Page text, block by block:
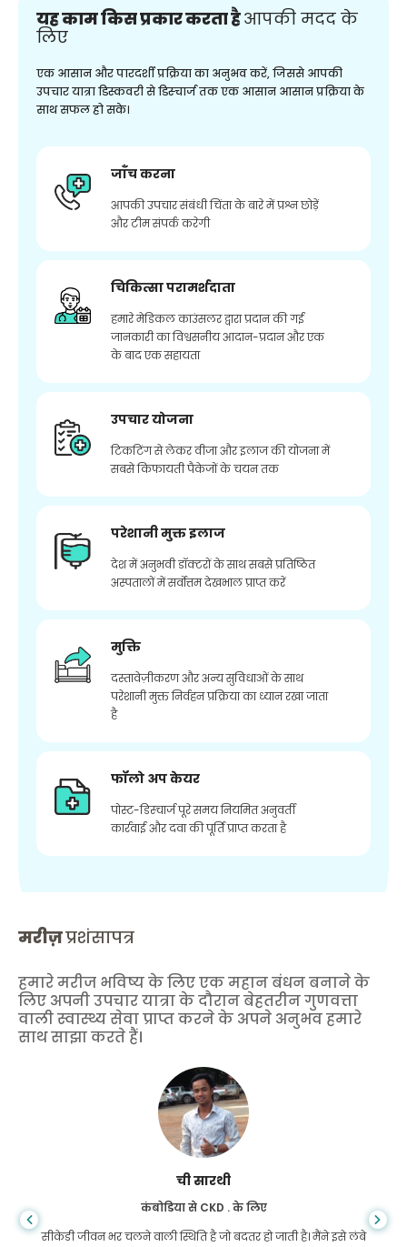
यह काम किस प्रकार करता हैआपकी मदद के
लिए
एक आसान और पारदर्शी प्रक्रिया का अनुभव करें, जिससे आपकी
उपचार यात्रा डिस्कवरी से डिस्चार्ज तक एक आसान आसान प्रक्रिया के
साथ सफल हो सके।
जाँच करना
आपकी उपचार संबंधी चिंता के बारे में प्रश्न छोड़ें
और टीम संपर्क करेगी
चिकित्सा परामर्शदाता
हमारे मेडिकल काउंसलर द्वारा प्रदान की गई
जानकारी का विश्वसनीय आदान-प्रदान और एक
के बाद एक सहायता
उपचार योजना
टिकटिंग से लेकर वीजा और इलाज की योजना में
सबसे किफायती पैकेजों के चयन तक
परेशानी मुक्त इलाज
देश में अनुभवी डॉक्टरों के साथ सबसे प्रतिष्ठित
अस्पतालों में सर्वोत्तम देखभाल प्राप्त करें
मुक्ति
दस्तावेज़ीकरण और अन्य सुविधाओं के साथ
परेशानी मुक्त निर्वहन प्रक्रिया का ध्यान रखा जाता
है
फॉलो अप केयर
पोस्ट-डिस्चार्ज पूरे समय नियमित अनुवर्ती
कार्रवाई और दवा की पूर्ति प्राप्त करता है
मरीज़प्रशंसापत्र
हमारे मरीज भविष्य के लिए एक महान बंधन बनाने के
लिए अपनी उपचार यात्रा के दौरान बेहतरीन गुणवत्ता
वाली स्वास्थ्य सेवा प्राप्त करने के अपने अनुभव हमारे
साथ साझा करते हैं।
आरिफ हाफिज
लिवर सिरोसिस के लिए बांग्लादेश से
आप कभी नहीं जानते कि जीवन कब गलत मोड़ ले लेता है, जब मुझे लिवर